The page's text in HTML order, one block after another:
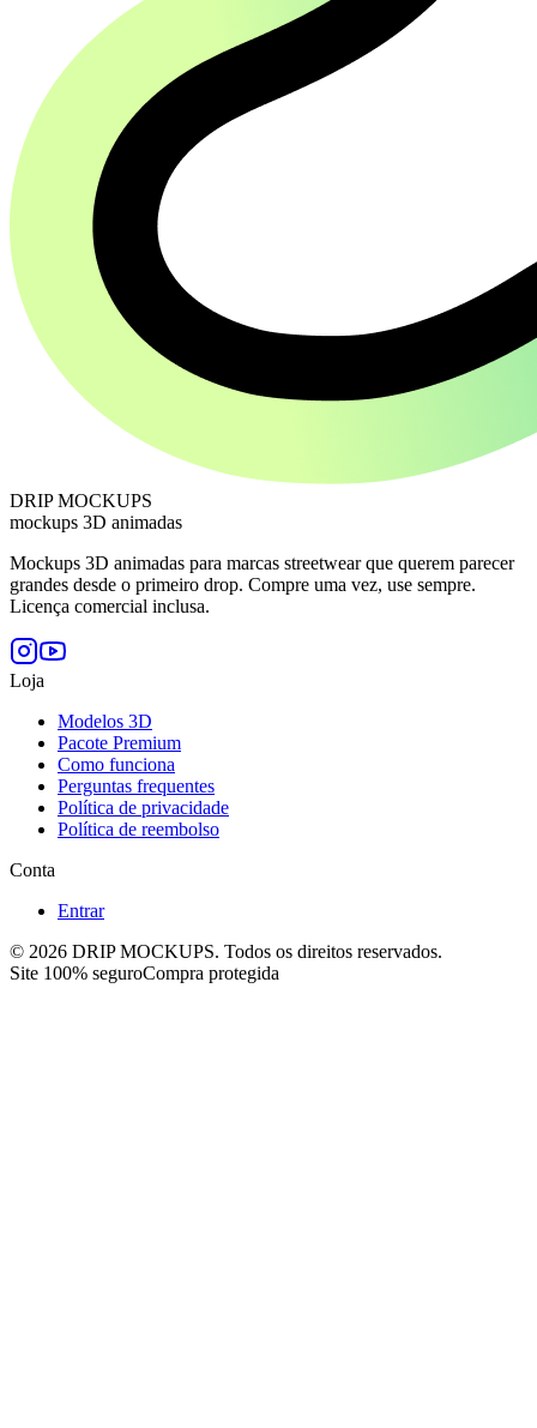
DRIP MOCKUPS
mockups 3D animadas
Mockups 3D animadas para marcas streetwear que querem parecer
grandes desde o primeiro drop. Compre uma vez, use sempre.
Licença comercial inclusa.
Loja
Modelos 3D
Pacote Premium
Como funciona
Perguntas frequentes
Política de privacidade
Política de reembolso
Conta
Entrar
© 2026 DRIP MOCKUPS. Todos os direitos reservados.
Site 100% seguroCompra protegida